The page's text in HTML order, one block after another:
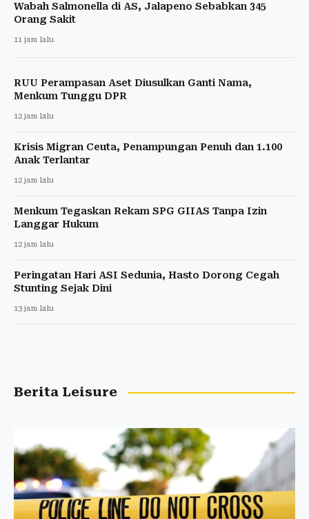
Wabah Salmonella di AS, Jalapeno Sebabkan 345
Orang Sakit
11 jam lalu
RUU Perampasan Aset Diusulkan Ganti Nama,
Menkum Tunggu DPR
12 jam lalu
Krisis Migran Ceuta, Penampungan Penuh dan 1.100
Anak Terlantar
12 jam lalu
Menkum Tegaskan Rekam SPG GIIAS Tanpa Izin
Langgar Hukum
12 jam lalu
Peringatan Hari ASI Sedunia, Hasto Dorong Cegah
Stunting Sejak Dini
13 jam lalu
Berita Leisure